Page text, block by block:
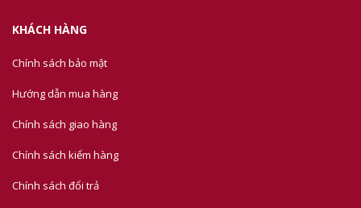
KHÁCH HÀNG
Chính sách bảo mật
Hướng dẫn mua hàng
Chính sách giao hàng
Chính sách kiểm hàng
Chính sách đổi trả